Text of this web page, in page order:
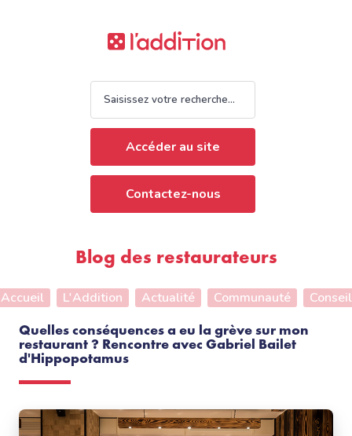
Accéder au site
Contactez-nous
Blog des restaurateurs
Accueil L'Addition Actualité Communauté Conseil
Quelles conséquences a eu la grève sur mon
restaurant ? Rencontre avec Gabriel Bailet
d'Hippopotamus